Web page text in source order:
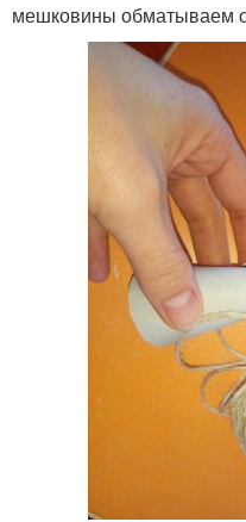
мешковины обматываем